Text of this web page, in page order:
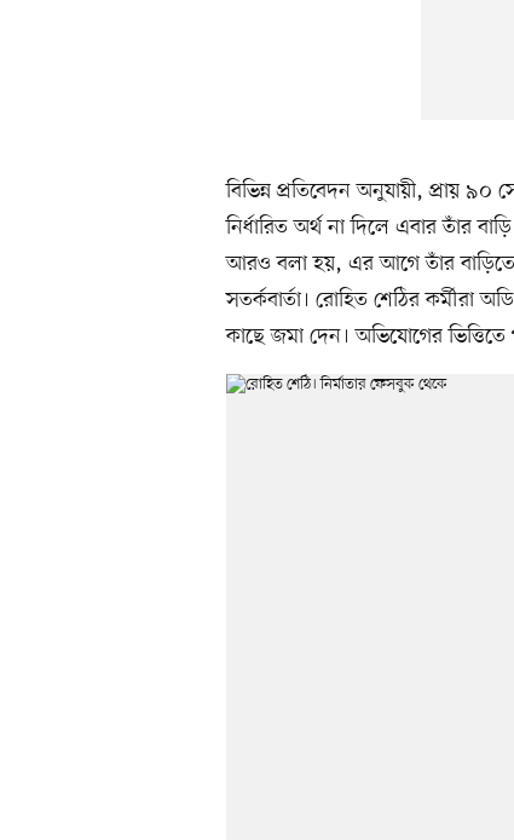
বিভিন্ন প্রতিবেদন অনুযায়ী, প্রায় ৯০
নির্ধারিত অর্থ না দিলে এবার তাঁর
আরও বলা হয়, এর আগে তাঁর
সতর্কবার্তা। রোহিত শেঠির কর্মীরা
কাছে জমা দেন। অভিযোগের